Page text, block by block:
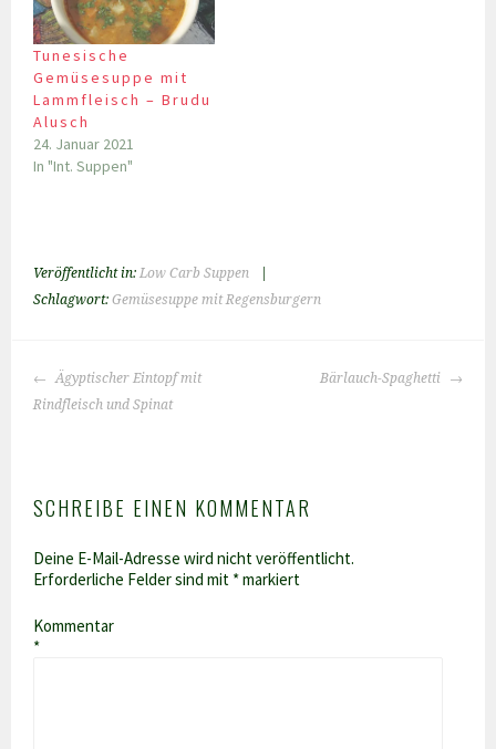
Tunesische
Gemüsesuppe mit
Lammfleisch – Brudu
Alusch
24. Januar 2021
In "Int. Suppen"
Veröffentlicht in:Low Carb Suppen
Schlagwort:Gemüsesuppe mit Regensburgern
BEITRAGS-
NAVIGATION
Ägyptischer Eintopf mit
Rindfleisch und Spinat
Bärlauch-Spaghetti
SCHREIBE EINEN KOMMENTAR
Deine E-Mail-Adresse wird nicht veröffentlicht.
Erforderliche Felder sind mit *markiert
Kommentar
*